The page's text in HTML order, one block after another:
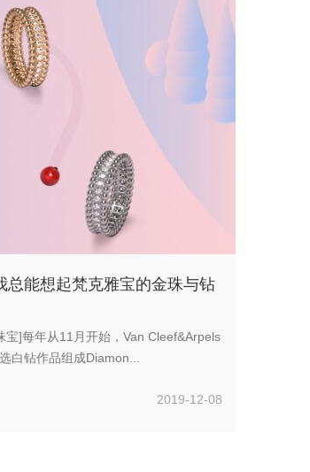
总能想起梵克雅宝的金珠与钻
宝]每年从11月开始，Van Cleef&Arpels
白钻作品组成Diamon...
2019-12-08